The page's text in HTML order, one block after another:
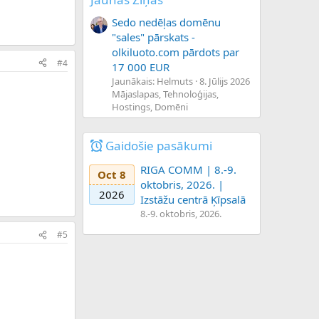
#4
#5
Sedo nedēļas domēnu
"sales" pārskats -
olkiluoto.com pārdots par
17 000 EUR
Jaunākais: Helmuts 8. Jūlijs 2026
Mājaslapas, Tehnoloģijas,
Hostings, Domēni
Gaidošie pasākumi
Oct 8
2026
RIGA COMM | 8.-9.
oktobris, 2026. |
Izstāžu centrā Ķīpsalā
8.-9. oktobris, 2026.